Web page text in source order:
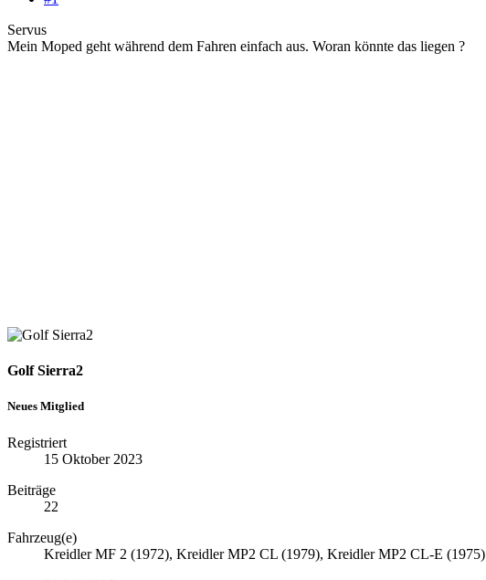
Servus
Mein Moped geht während dem Fahren einfach aus. Woran könnte das liegen ?
Golf Sierra2
Neues Mitglied
Registriert
15 Oktober 2023
Beiträge
22
Fahrzeug(e)
Kreidler MF 2 (1972), Kreidler MP2 CL (1979), Kreidler MP2 CL-E (1975)